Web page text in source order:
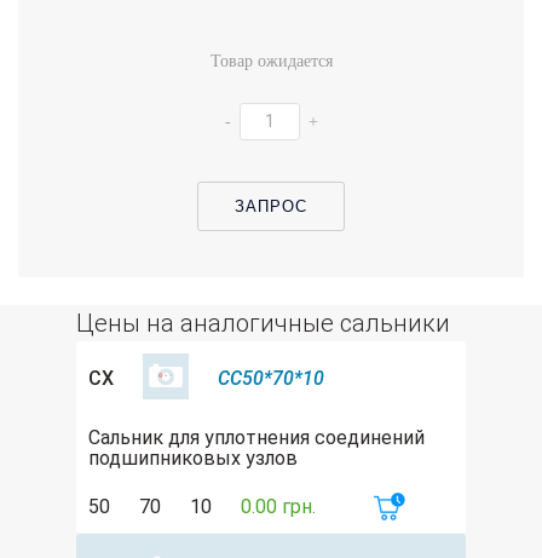
Товар ожидается
- +
ЗАПРОС
Цены на аналогичные сальники
CX CC50*70*10
Сальник для уплотнения соединений
подшипниковых узлов
50 70 10 0.00 грн.